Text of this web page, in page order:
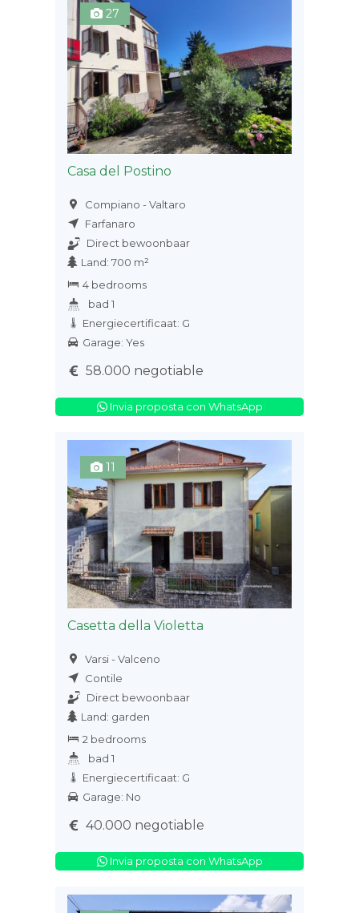
27
Casa del Postino
Compiano - Valtaro
Farfanaro
Direct bewoonbaar
Land: 700 m²
4 bedrooms
bad 1
Energiecertificaat: G
Garage: Yes
58.000 negotiable
Invia proposta con WhatsApp
11
Casetta della Violetta
Varsi - Valceno
Contile
Direct bewoonbaar
Land: garden
2 bedrooms
bad 1
Energiecertificaat: G
Garage: No
40.000 negotiable
Invia proposta con WhatsApp